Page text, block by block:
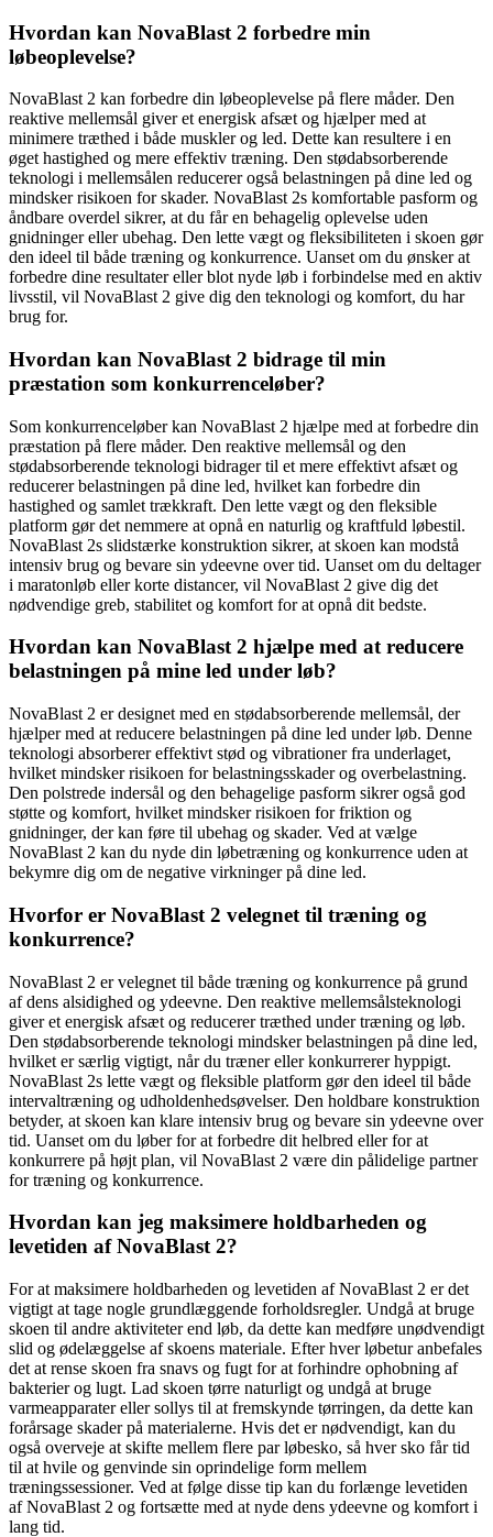
Hvordan kan NovaBlast 2 forbedre min
løbeoplevelse?
NovaBlast 2 kan forbedre din løbeoplevelse på flere måder. Den
reaktive mellemsål giver et energisk afsæt og hjælper med at
minimere træthed i både muskler og led. Dette kan resultere i en
øget hastighed og mere effektiv træning. Den stødabsorberende
teknologi i mellemsålen reducerer også belastningen på dine led og
mindsker risikoen for skader. NovaBlast 2s komfortable pasform og
åndbare overdel sikrer, at du får en behagelig oplevelse uden
gnidninger eller ubehag. Den lette vægt og fleksibiliteten i skoen gør
den ideel til både træning og konkurrence. Uanset om du ønsker at
forbedre dine resultater eller blot nyde løb i forbindelse med en aktiv
livsstil, vil NovaBlast 2 give dig den teknologi og komfort, du har
brug for.
Hvordan kan NovaBlast 2 bidrage til min
præstation som konkurrenceløber?
Som konkurrenceløber kan NovaBlast 2 hjælpe med at forbedre din
præstation på flere måder. Den reaktive mellemsål og den
stødabsorberende teknologi bidrager til et mere effektivt afsæt og
reducerer belastningen på dine led, hvilket kan forbedre din
hastighed og samlet trækkraft. Den lette vægt og den fleksible
platform gør det nemmere at opnå en naturlig og kraftfuld løbestil.
NovaBlast 2s slidstærke konstruktion sikrer, at skoen kan modstå
intensiv brug og bevare sin ydeevne over tid. Uanset om du deltager
i maratonløb eller korte distancer, vil NovaBlast 2 give dig det
nødvendige greb, stabilitet og komfort for at opnå dit bedste.
Hvordan kan NovaBlast 2 hjælpe med at reducere
belastningen på mine led under løb?
NovaBlast 2 er designet med en stødabsorberende mellemsål, der
hjælper med at reducere belastningen på dine led under løb. Denne
teknologi absorberer effektivt stød og vibrationer fra underlaget,
hvilket mindsker risikoen for belastningsskader og overbelastning.
Den polstrede indersål og den behagelige pasform sikrer også god
støtte og komfort, hvilket mindsker risikoen for friktion og
gnidninger, der kan føre til ubehag og skader. Ved at vælge
NovaBlast 2 kan du nyde din løbetræning og konkurrence uden at
bekymre dig om de negative virkninger på dine led.
Hvorfor er NovaBlast 2 velegnet til træning og
konkurrence?
NovaBlast 2 er velegnet til både træning og konkurrence på grund
af dens alsidighed og ydeevne. Den reaktive mellemsålsteknologi
giver et energisk afsæt og reducerer træthed under træning og løb.
Den stødabsorberende teknologi mindsker belastningen på dine led,
hvilket er særlig vigtigt, når du træner eller konkurrerer hyppigt.
NovaBlast 2s lette vægt og fleksible platform gør den ideel til både
intervaltræning og udholdenhedsøvelser. Den holdbare konstruktion
betyder, at skoen kan klare intensiv brug og bevare sin ydeevne over
tid. Uanset om du løber for at forbedre dit helbred eller for at
konkurrere på højt plan, vil NovaBlast 2 være din pålidelige partner
for træning og konkurrence.
Hvordan kan jeg maksimere holdbarheden og
levetiden af ​​NovaBlast 2?
For at maksimere holdbarheden og levetiden af ​​NovaBlast 2 er det
vigtigt at tage nogle grundlæggende forholdsregler. Undgå at bruge
skoen til andre aktiviteter end løb, da dette kan medføre unødvendigt
slid og ødelæggelse af skoens materiale. Efter hver løbetur anbefales
det at rense skoen fra snavs og fugt for at forhindre ophobning af
bakterier og lugt. Lad skoen tørre naturligt og undgå at bruge
varmeapparater eller sollys til at fremskynde tørringen, da dette kan
forårsage skader på materialerne. Hvis det er nødvendigt, kan du
også overveje at skifte mellem flere par løbesko, så hver sko får tid
til at hvile og genvinde sin oprindelige form mellem
træningssessioner. Ved at følge disse tip kan du forlænge levetiden
af ​​NovaBlast 2 og fortsætte med at nyde dens ydeevne og komfort i
lang tid.